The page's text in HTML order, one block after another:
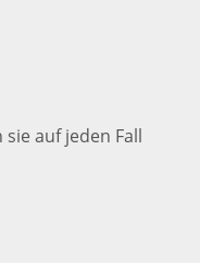
auf jeden Fall